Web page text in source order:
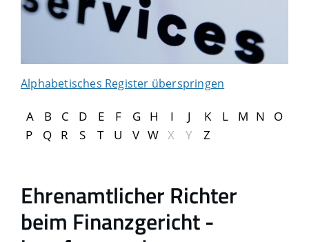
Alphabetisches Register überspringen
A B C D E F G H I J K L M N
O
P
Q R S T U V W X Y Z
Ehrenamtlicher Richter
beim Finanzgericht -